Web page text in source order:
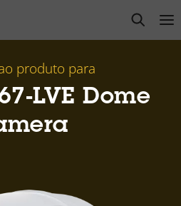
open
produto para
LVE Dome